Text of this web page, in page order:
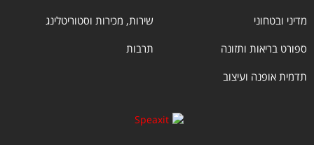
מדיני ובטחוני
שירות, מכירות וסטוריטלינג
ספורט בריאות ותזונה
תרבות
תדמית אופנה ועיצוב